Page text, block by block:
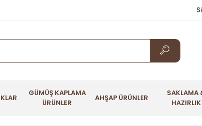
GÜMÜŞ KAPLAMA
ÜRÜNLER
AHŞAP ÜRÜNLER
SAKLAMA
HAZIRLIK